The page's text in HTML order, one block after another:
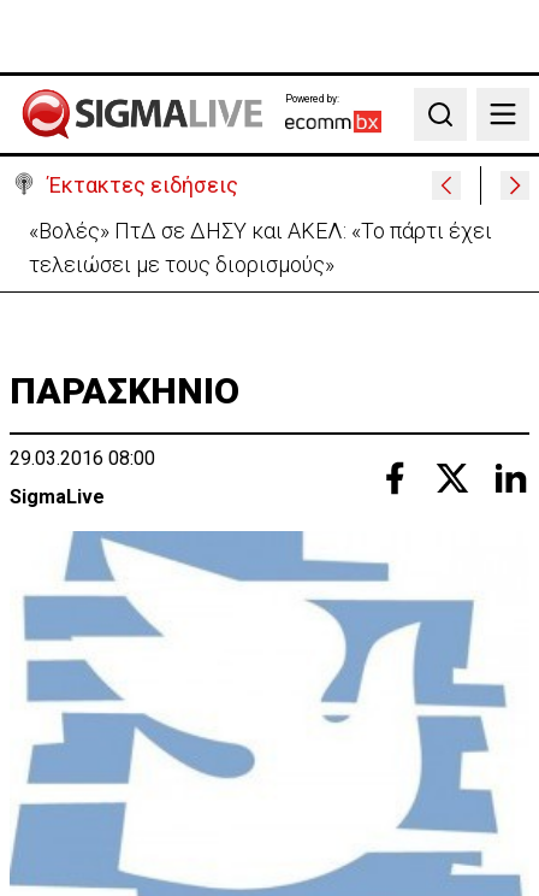
Powered by:
Search
Έκτακτες ειδήσεις
Μονή Αγ. Νεοφύτου για απόπειρα φόνου: Ο
Ηγούμενος επέδειξε «ιδιαίτερη υπομονή»
ΠΑΡΑΣΚΗΝΙΟ
29.03.2016 08:00
SigmaLive